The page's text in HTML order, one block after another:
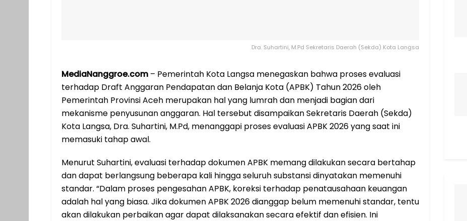
Dra. Suhartini, M.Pd Sekretaris Daerah (Sekda) Kota Langsa
MediaNanggroe.com – Pemerintah Kota Langsa menegaskan bahwa proses evaluasi
terhadap Draft Anggaran Pendapatan dan Belanja Kota (APBK) Tahun 2026 oleh
Pemerintah Provinsi Aceh merupakan hal yang lumrah dan menjadi bagian dari
mekanisme penyusunan anggaran. Hal tersebut disampaikan Sekretaris Daerah (Sekda)
Kota Langsa, Dra. Suhartini, M.Pd, menanggapi proses evaluasi APBK 2026 yang saat ini
memasuki tahap awal.
Menurut Suhartini, evaluasi terhadap dokumen APBK memang dilakukan secara bertahap
dan dapat berlangsung beberapa kali hingga seluruh substansi dinyatakan memenuhi
standar. “Dalam proses pengesahan APBK, koreksi terhadap penatausahaan keuangan
adalah hal yang biasa. Jika dokumen APBK 2026 dianggap belum memenuhi standar, tentu
akan dilakukan perbaikan agar dapat dilaksanakan secara efektif dan efisien. Ini